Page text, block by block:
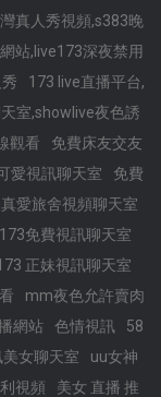
真人秀視頻,s383晚
站,live173深夜禁用
173 live直播平台,
室,showlive夜色誘
觀看
免費床友交友
愛視訊聊天室
免費
真愛旅舍視頻聊天室
173免費視訊聊天室
正妹視訊聊天室
mm夜色允許賣肉
網站 色情視訊
58
女聊天室
uu女神
視頻
美女 直播 推